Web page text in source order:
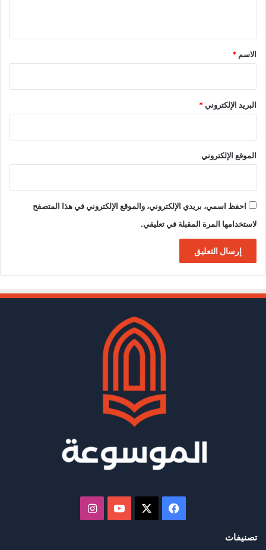
*
الاسم *
البريد الإلكتروني*
الموقع الإلكتروني
احفظ اسمي، بريدي الإلكتروني، والموقع الإلكتروني في هذا المتصفح
لاستخدامها المرة المقبلة في تعليقي.
فيسبوك ‫YouTube
تصنيفات